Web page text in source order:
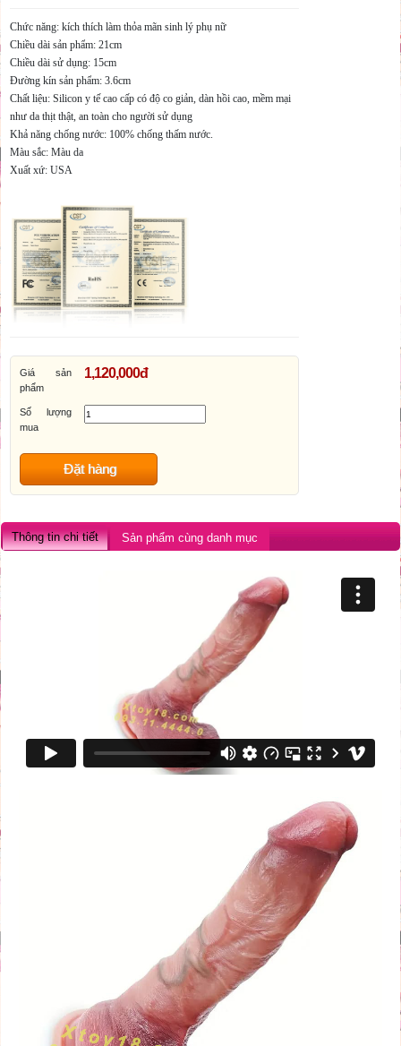
Chức năng: kích thích làm thỏa mãn sinh lý phụ nữ
Chiều dài sản phẩm: 21cm
Chiều dài sử dụng: 15cm
Đường kín sản phẩm: 3.6cm
Chất liệu: Silicon y tế cao cấp có độ co giản, dàn hồi cao, mềm mại
như da thịt thật, an toàn cho người sử dụng
Khả năng chống nước: 100% chống thấm nước.
Màu sắc: Màu da
Xuất xứ: USA
Giá sản
phẩm
1,120,000đ
Số lượng
mua
Đặt hàng
Thông tin chi tiết Sản phẩm cùng danh mục